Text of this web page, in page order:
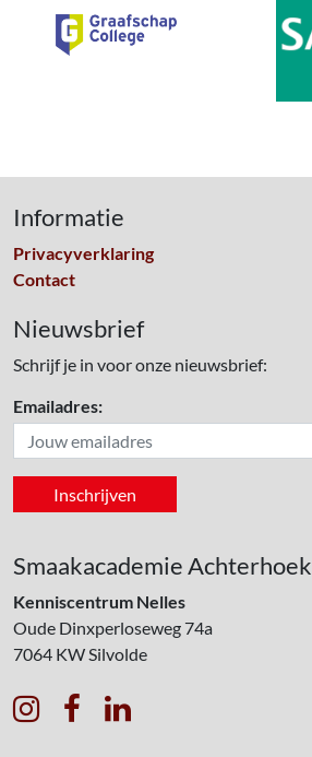
Informatie
Privacyverklaring
Contact
Nieuwsbrief
Schrijf je in voor onze nieuwsbrief:
Emailadres:
Smaakacademie Achterhoek
Kenniscentrum Nelles
Oude Dinxperloseweg 74a
7064 KWSilvolde
  